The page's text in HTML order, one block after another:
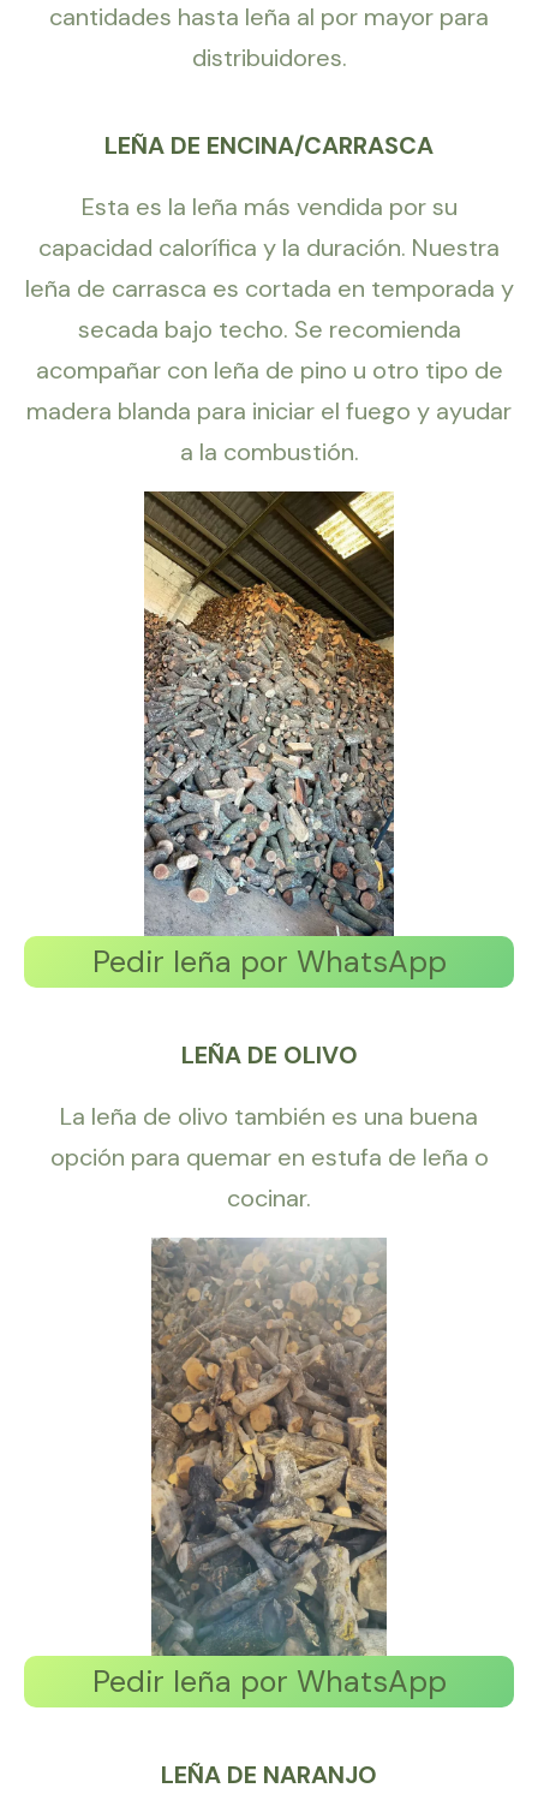
cantidades hasta leña al por mayor para
distribuidores.
LEÑA DE ENCINA/CARRASCA
Esta es la leña más vendida por su
capacidad calorífica y la duración. Nuestra
leña de carrasca es cortada en temporada y
secada bajo techo. Se recomienda
acompañar con leña de pino u otro tipo de
madera blanda para iniciar el fuego y ayudar
a la combustión.
Pedir leña por WhatsApp
LEÑA DE OLIVO
La leña de olivo también es una buena
opción para quemar en estufa de leña o
cocinar.
Pedir leña por WhatsApp
LEÑA DE NARANJO